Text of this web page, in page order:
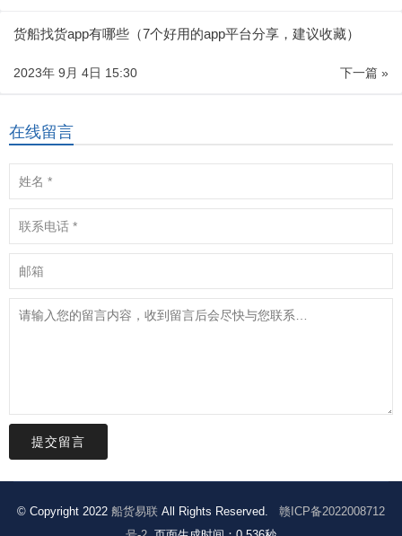
货船找货app有哪些（7个好用的app平台分享，建议收藏）
下一篇 »
2023年 9月 4日 15:30
在线留言
提交留言
© Copyright 2022 船货易联 All Rights Reserved.
赣ICP备2022008712